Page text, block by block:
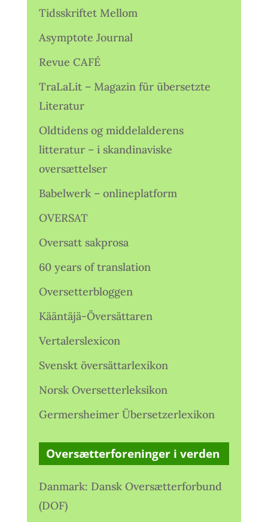
Tidsskriftet Mellom
Asymptote Journal
Revue CAFÉ
TraLaLit – Magazin für übersetzte
Literatur
Oldtidens og middelalderens
litteratur – i skandinaviske
oversættelser
Babelwerk – onlineplatform
OVERSAT
Oversatt sakprosa
60 years of translation
Oversetterbloggen
Kääntäjä-Översättaren
Vertalerslexicon
Svenskt översättarlexikon
Norsk Oversetterleksikon
Germersheimer Übersetzerlexikon
Oversætterforeninger i verden
Danmark: Dansk Oversætterforbund
(DOF)